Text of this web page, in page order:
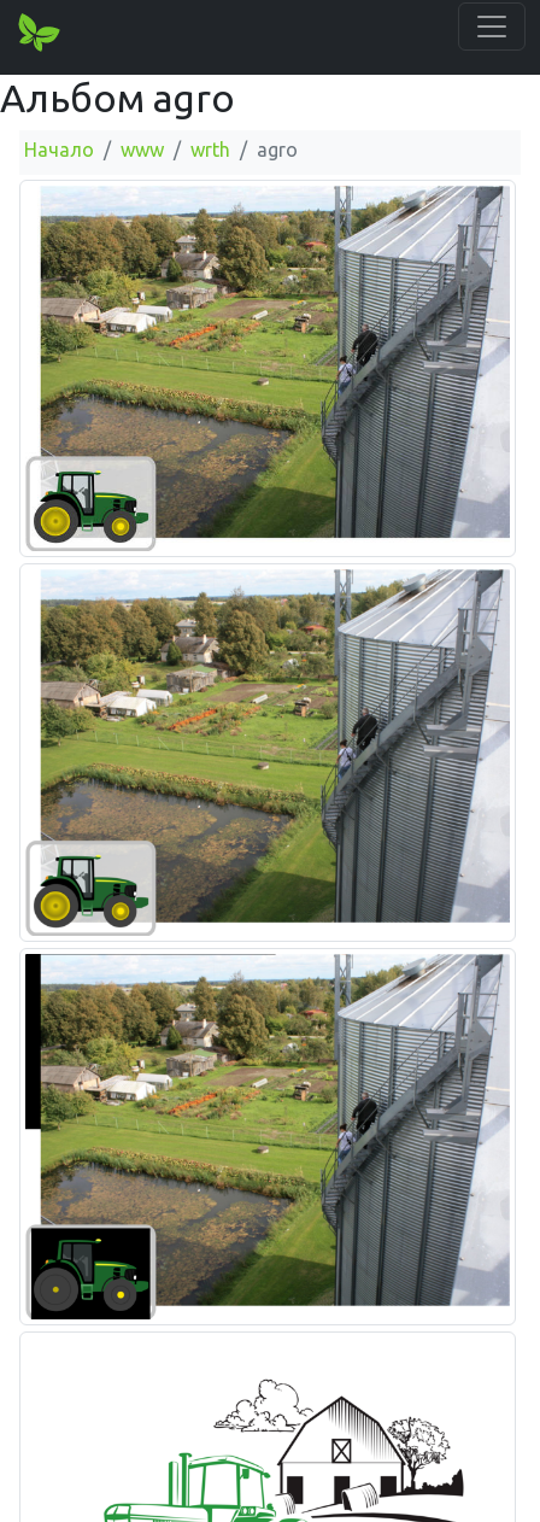
Альбом agro
Начало www wrth agro